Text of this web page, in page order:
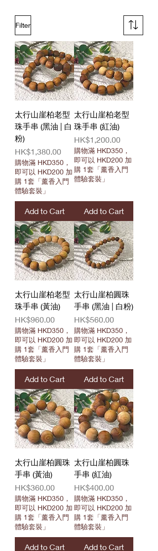
Filter
太行山崖柏老型
珠手串 (黑油 | 白
粉)
Price
HK$1,380.00
購物滿 HKD350，
即可以 HKD200 加
購 1套「薰香入門
體驗套裝」
Add to Cart
太行山崖柏老型
珠手串 (紅油)
Price
HK$1,200.00
購物滿 HKD350，
即可以 HKD200 加
購 1套「薰香入門
體驗套裝」
Add to Cart
太行山崖柏老型
珠手串 (黃油)
Price
HK$960.00
購物滿 HKD350，
即可以 HKD200 加
購 1套「薰香入門
體驗套裝」
Add to Cart
太行山崖柏圓珠
手串 (黑油 | 白粉)
Price
HK$560.00
購物滿 HKD350，
即可以 HKD200 加
購 1套「薰香入門
體驗套裝」
Add to Cart
太行山崖柏圓珠
手串 (黃油)
Price
HK$360.00
購物滿 HKD350，
即可以 HKD200 加
購 1套「薰香入門
體驗套裝」
Add to Cart
太行山崖柏圓珠
手串 (紅油)
Price
HK$400.00
購物滿 HKD350，
即可以 HKD200 加
購 1套「薰香入門
體驗套裝」
Add to Cart